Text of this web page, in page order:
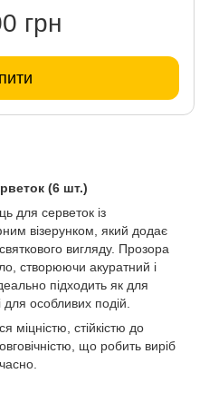
грн
(6 шт.)
для серветок із
візерунком, який додає
вигляду. Прозора
створюючи акуратний і
підходить як для
особливих подій.
міцністю, стійкістю до
що робить виріб